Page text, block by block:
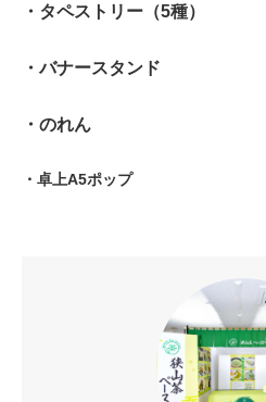
・タペストリー（5種）
・バナースタンド
・のれん
・卓上A5ポップ